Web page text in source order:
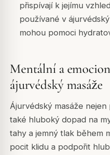
přispívají k jejímu
používané v
mohou pomoci
Mentální a
ájurvédský masáže
Ájurvédský masáže
také hluboký dopad na
tahy a jemný tlak během
pocit klidu a podpořit